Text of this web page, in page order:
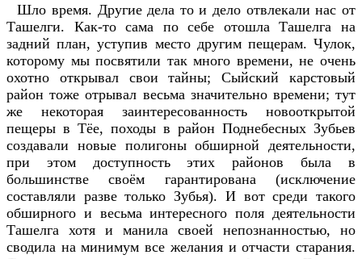
Шло время. Другие дела то и дело отвлекали нас от
Ташелги. Как-то сама по себе отошла Ташелга на
задний план, уступив место другим пещерам. Чулок,
которому мы посвятили так много времени, не очень
охотно открывал свои тайны; Сыйский карстовый
район тоже отрывал весьма значительно времени; тут
же некоторая заинтересованность новооткрытой
пещеры в Тёе, походы в район Поднебесных Зубьев
создавали новые полигоны обширной деятельности,
при этом доступность этих районов была в
большинстве своём гарантирована (исключение
составляли разве только Зубья). И вот среди такого
обширного и весьма интересного поля деятельности
Ташелга хотя и манила своей непознанностью, но
сводила на минимум все желания и отчасти старания.